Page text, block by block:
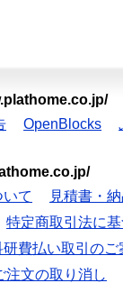
OpenBlocks
て
見積書・
特定商取引法に
費払い取引のご
注文の取り消し